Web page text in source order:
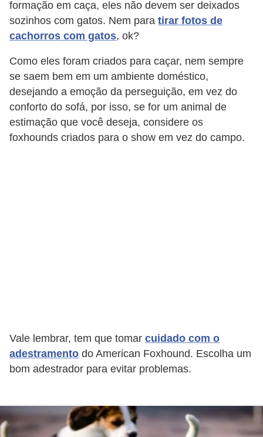
formação em caça, eles não devem ser deixados
sozinhos com gatos. Nem para tirar fotos de
cachorros com gatos, ok?
Como eles foram criados para caçar, nem sempre
se saem bem em um ambiente doméstico,
desejando a emoção da perseguição, em vez do
conforto do sofá, por isso, se for um animal de
estimação que você deseja, considere os
foxhounds criados para o show em vez do campo.
Vale lembrar, tem que tomar cuidado com o
adestramento do American Foxhound. Escolha um
bom adestrador para evitar problemas.
c
o
s
A
v
e
s
o
C
ã
e
,
c